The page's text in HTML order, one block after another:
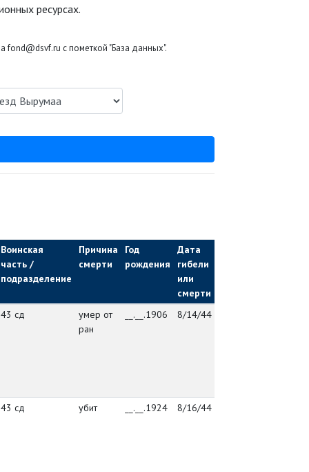
ресурсах.
с пометкой "База данных".
Воинская
часть /
подразделение
Причина
смерти
Год
рождения
Дата
гибели
или
смерти
43 сд
умер от
ран
__.__.1906 8/14/44
43 сд убит __.__.1924 8/16/44